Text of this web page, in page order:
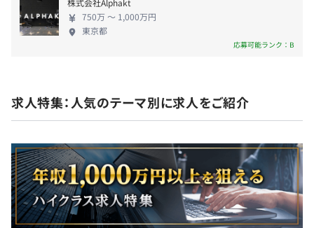
マネジメントとエキスパートのキャリアパスに分かれてお
り、ご志向や適性に合わせて一緒に検討していきます。
名）
・開発組織：約15名
ディレクターとエンジニアのチームです。エンジニアは、
特定領域を専任するでもフルスタックを目指すでもなく、
必要な技術は、得意なエンジニアと協調して進めつつ、個
株式会社Alphakt
750万 〜 1,000万円
東京都
応募可能ランク：B
求人特集：人気のテーマ別に求人をご紹介